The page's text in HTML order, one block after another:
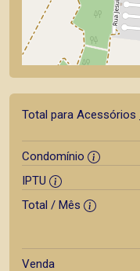
Total para Acessórios
Condomínio
IPTU
Total / Mês
Venda